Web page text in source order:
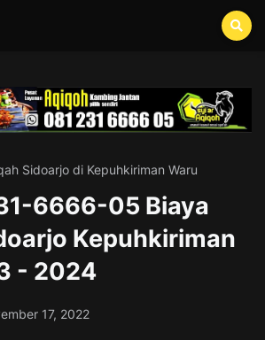
Sidoarjo di Kepuhkiriman Waru
6666-05 Biaya
Kepuhkiriman
- 2024
17, 2022